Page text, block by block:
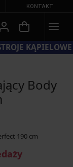
KONTAKT
KĄPIELOWE
Body